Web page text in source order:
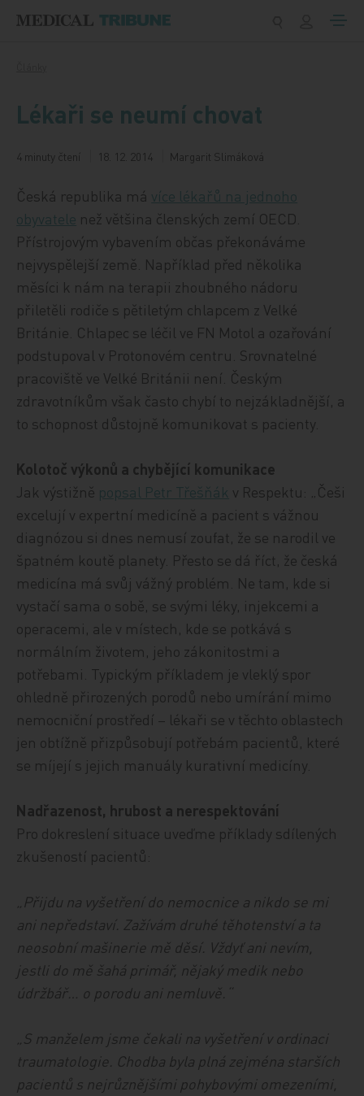
Lékaři se neumí chovat
4 minuty čtení 18. 12. 2014 Margarit Slimáková
Česká republika má více lékařů na jednoho
obyvatele než většina členských zemí OECD.
Přístrojovým vybavením občas překonáváme
nejvyspělejší země. Například před několika
měsíci k nám na terapii zhoubného nádoru
přiletěli rodiče s pětiletým chlapcem z Velké
Británie. Chlapec se léčil ve FN Motol a ozařování
podstupoval v Protonovém centru. Srovnatelné
pracoviště ve Velké Británii není. Českým
zdravotníkům však často chybí to nejzákladnější, a
to schopnost důstojně komunikovat s pacienty.
Kolotoč výkonů a chybějící komunikace
Jak výstižně popsal Petr Třešňák v Respektu: „Češi
excelují v expertní medicíně a pacient s vážnou
diagnózou si dnes nemusí zoufat, že se narodil ve
špatném koutě planety. Přesto se dá říct, že česká
medicína má svůj vážný problém. Ne tam, kde si
vystačí sama o sobě, se svými léky, injekcemi a
operacemi, ale v místech, kde se potkává s
normálním životem, jeho zákonitostmi a
potřebami. Typickým příkladem je vleklý spor
ohledně přirozených porodů nebo umírání mimo
nemocniční prostředí – lékaři se v těchto oblastech
jen obtížně přizpůsobují potřebám pacientů, které
se míjejí s jejich manuály kurativní medicíny.
Nadřazenost, hrubost a nerespektování
Pro dokreslení situace uveďme příklady sdílených
zkušeností pacientů:
„Přijdu na vyšetření do nemocnice a nikdo se mi
ani nepředstaví. Zažívám druhé těhotenství a ta
neosobní mašinerie mě děsí. Vždyť ani nevím,
jestli do mě šahá primář, nějaký medik nebo
údržbář… o porodu ani nemluvě.“
„S manželem jsme čekali na vyšetření v ordinaci
traumatologie. Chodba byla plná zejména starších
pacientů s nejrůznějšími pohybovými omezeními,